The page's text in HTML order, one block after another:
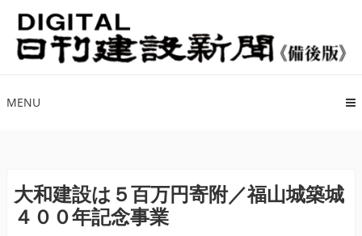
ナ
ビ
ゲ
シ
キ
ッ
コ
ン
テ
ツ
プ
MENU
大和建設は５百万円寄附／福山城築城
４００年記念事業